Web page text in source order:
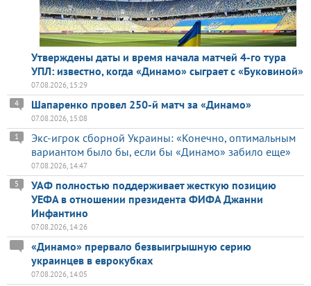
Утверждены даты и время начала матчей 4-го тура
УПЛ: известно, когда «Динамо» сыграет с «Буковиной»
07.08.2026, 15:29
Шапаренко провел 250-й матч за «Динамо»
4
07.08.2026, 15:08
Экс-игрок сборной Украины: «Конечно, оптимальным
вариантом было бы, если бы «Динамо» забило еще»
1
07.08.2026, 14:47
УАФ полностью поддерживает жесткую позицию
УЕФА в отношении президента ФИФА Джанни
Инфантино
5
07.08.2026, 14:26
«Динамо» прервало безвыигрышную серию
украинцев в еврокубках
07.08.2026, 14:05